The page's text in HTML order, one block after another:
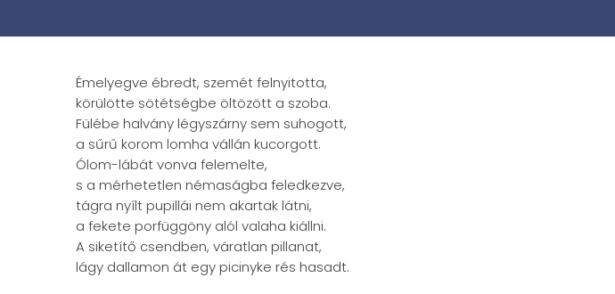
Émelyegve ébredt, szemét felnyitotta,
körülötte sötétségbe öltözött a szoba.
Fülébe halvány légyszárny sem suhogott,
a sűrű korom lomha vállán kucorgott.
Ólom-lábát vonva felemelte,
s a mérhetetlen némaságba feledkezve,
tágra nyílt pupillái nem akartak látni,
a fekete porfüggöny alól valaha kiállni.
A siketítő csendben, váratlan pillanat,
lágy dallamon át egy picinyke rés hasadt.